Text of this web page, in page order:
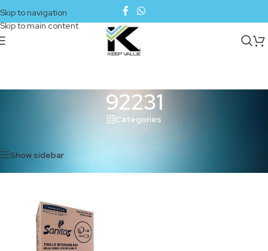
Skip to navigation
Skip to main content
92231
Categories
Productos etiquetados “92231”
Show sidebar